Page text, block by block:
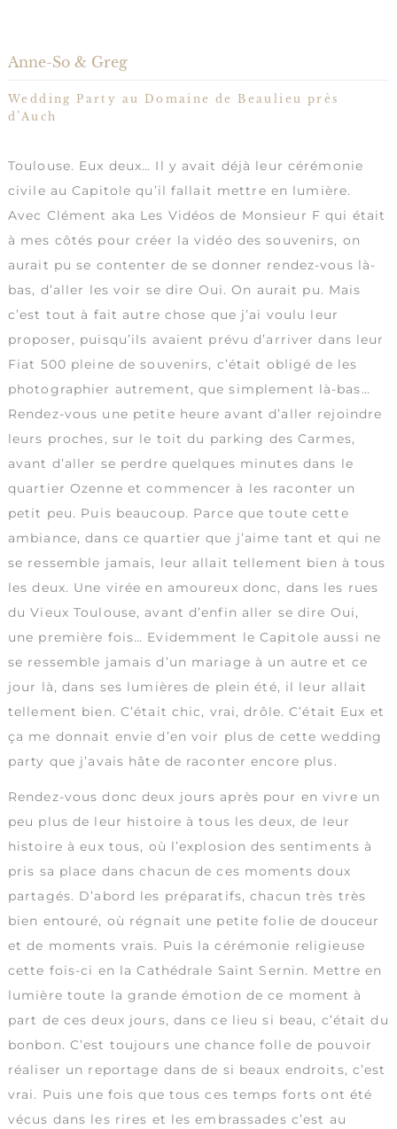
Anne-So & Greg
Wedding Party au Domaine de Beaulieu près
d’Auch
Toulouse. Eux deux… Il y avait déjà leur cérémonie
civile au Capitole qu’il fallait mettre en lumière.
Avec Clément aka Les Vidéos de Monsieur F qui était
à mes côtés pour créer la vidéo des souvenirs, on
aurait pu se contenter de se donner rendez-vous là-
bas, d’aller les voir se dire Oui. On aurait pu. Mais
c’est tout à fait autre chose que j’ai voulu leur
proposer, puisqu’ils avaient prévu d’arriver dans leur
Fiat 500 pleine de souvenirs, c’était obligé de les
photographier autrement, que simplement là-bas…
Rendez-vous une petite heure avant d’aller rejoindre
leurs proches, sur le toit du parking des Carmes,
avant d’aller se perdre quelques minutes dans le
quartier Ozenne et commencer à les raconter un
petit peu. Puis beaucoup. Parce que toute cette
ambiance, dans ce quartier que j’aime tant et qui ne
se ressemble jamais, leur allait tellement bien à tous
les deux. Une virée en amoureux donc, dans les rues
du Vieux Toulouse, avant d’enfin aller se dire Oui,
une première fois… Evidemment le Capitole aussi ne
se ressemble jamais d’un mariage à un autre et ce
jour là, dans ses lumières de plein été, il leur allait
tellement bien. C’était chic, vrai, drôle. C’était Eux et
ça me donnait envie d’en voir plus de cette wedding
party que j’avais hâte de raconter encore plus.
Rendez-vous donc deux jours après pour en vivre un
peu plus de leur histoire à tous les deux, de leur
histoire à eux tous, où l’explosion des sentiments à
pris sa place dans chacun de ces moments doux
partagés. D’abord les préparatifs, chacun très très
bien entouré, où régnait une petite folie de douceur
et de moments vrais. Puis la cérémonie religieuse
cette fois-ci en la Cathédrale Saint Sernin. Mettre en
lumière toute la grande émotion de ce moment à
part de ces deux jours, dans ce lieu si beau, c’était du
bonbon. C’est toujours une chance folle de pouvoir
réaliser un reportage dans de si beaux endroits, c’est
vrai. Puis une fois que tous ces temps forts ont été
vécus dans les rires et les embrassades c’est au